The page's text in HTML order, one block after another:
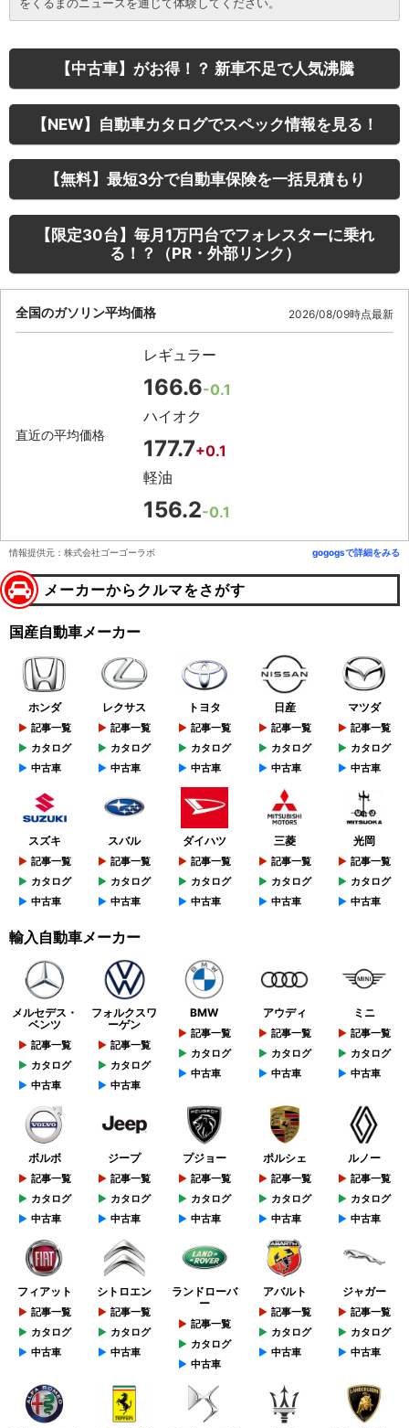
【中古車】がお得！？ 新車不足で人気沸騰
【NEW】自動車カタログでスペック情報を見る！
【無料】最短3分で自動車保険を一括見積もり
【限定30台】毎月1万円台でフォレスターに乗れ
る！？（PR・外部リンク）
全国のガソリン平均価格 2026/08/09時点最新
直近の平均価格
レギュラー
166.6-0.1
ハイオク
177.7+0.1
軽油
156.2-0.1
情報提供元：株式会社ゴーゴーラボ gogogsで詳細をみる
メーカーからクルマをさがす
国産自動車メーカー
ホンダ
記事一覧
カタログ
中古車
レクサス
記事一覧
カタログ
中古車
トヨタ
記事一覧
カタログ
中古車
日産
記事一覧
カタログ
中古車
マツダ
記事一覧
カタログ
中古車
スズキ
記事一覧
カタログ
中古車
スバル
記事一覧
カタログ
中古車
ダイハツ
記事一覧
カタログ
中古車
三菱
記事一覧
カタログ
中古車
光岡
記事一覧
カタログ
中古車
輸入自動車メーカー
メルセデス・
ベンツ
記事一覧
カタログ
中古車
フォルクスワ
ーゲン
記事一覧
カタログ
中古車
BMW
記事一覧
カタログ
中古車
アウディ
記事一覧
カタログ
中古車
ミニ
記事一覧
カタログ
中古車
ボルボ
記事一覧
カタログ
中古車
ジープ
記事一覧
カタログ
中古車
プジョー
記事一覧
カタログ
中古車
ポルシェ
記事一覧
カタログ
中古車
ルノー
記事一覧
カタログ
中古車
フィアット
記事一覧
カタログ
中古車
シトロエン
記事一覧
カタログ
中古車
ランドローバ
ー
記事一覧
カタログ
中古車
アバルト
記事一覧
カタログ
中古車
ジャガー
記事一覧
カタログ
中古車